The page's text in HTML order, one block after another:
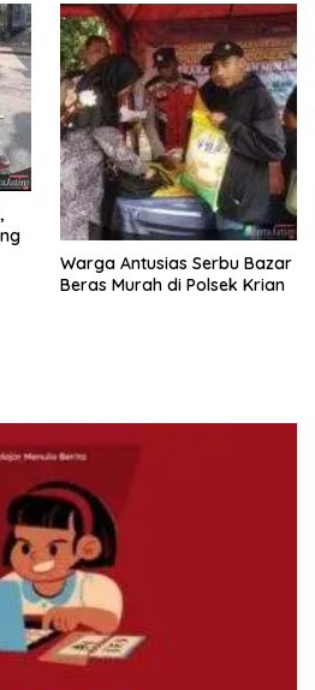
Warga Antusias Serbu Bazar
Beras Murah di Polsek Krian